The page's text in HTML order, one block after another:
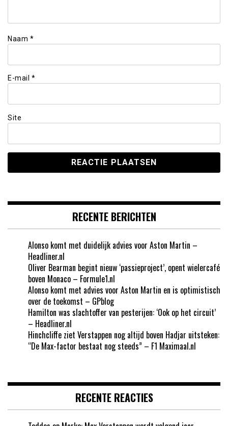
Naam *
E-mail *
Site
RECENTE BERICHTEN
Alonso komt met duidelijk advies voor Aston Martin –
Headliner.nl
Oliver Bearman begint nieuw ‘passieproject’, opent wielercafé
boven Monaco – Formule1.nl
Alonso komt met advies voor Aston Martin en is optimistisch
over de toekomst – GPblog
Hamilton was slachtoffer van pesterijen: ‘Ook op het circuit’
– Headliner.nl
Hinchcliffe ziet Verstappen nog altijd boven Hadjar uitsteken:
“De Max-factor bestaat nog steeds” – F1 Maximaal.nl
RECENTE REACTIES